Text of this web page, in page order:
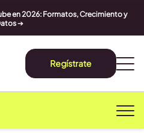
en 2026: Formatos, Crecimiento y
➔
Regístrate